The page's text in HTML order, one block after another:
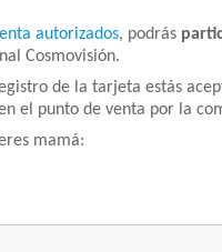
autorizados, podrás
Cosmovisión.
de la tarjeta estás
el punto de venta por la
mamá: